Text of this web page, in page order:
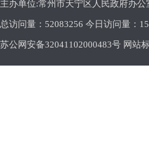
主办单位:常州市天宁区人民政府办公
总访问量： 52083256 今日访问量：
苏公网安备32041102000483号 网站